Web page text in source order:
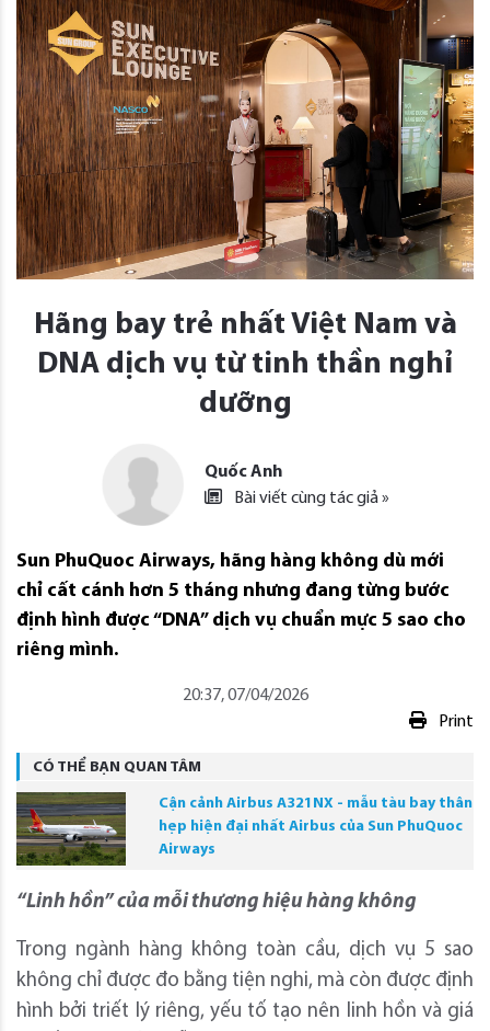
Hãng bay trẻ nhất Việt Nam và
DNA dịch vụ từ tinh thần nghỉ
dưỡng
Quốc Anh
Bài viết cùng tác giả »
Sun PhuQuoc Airways, hãng hàng không dù mới
chỉ cất cánh hơn 5 tháng nhưng đang từng bước
định hình được “DNA” dịch vụ chuẩn mực 5 sao cho
riêng mình.
20:37, 07/04/2026
Print
CÓ THỂ BẠN QUAN TÂM
Cận cảnh Airbus A321NX - mẫu tàu bay thân
hẹp hiện đại nhất Airbus của Sun PhuQuoc
Airways
“Linh hồn” của mỗi thương hiệu hàng không
Trong ngành hàng không toàn cầu, dịch vụ 5 sao
không chỉ được đo bằng tiện nghi, mà còn được định
hình bởi triết lý riêng, yếu tố tạo nên linh hồn và giá